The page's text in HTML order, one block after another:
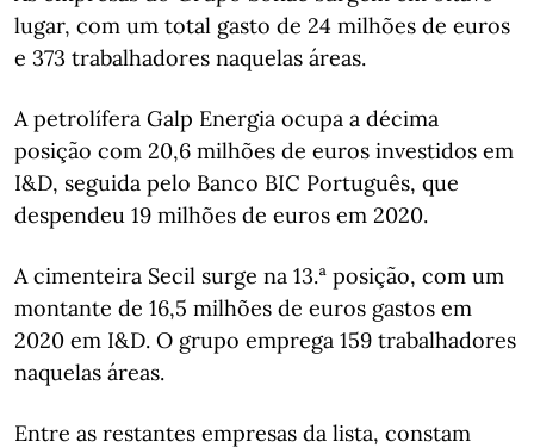
lugar, com um total gasto de 24 milhões de euros
e 373 trabalhadores naquelas áreas.
A petrolífera Galp Energia ocupa a décima
posição com 20,6 milhões de euros investidos em
I&D, seguida pelo Banco BIC Português, que
despendeu 19 milhões de euros em 2020.
A cimenteira Secil surge na 13.ª posição, com um
montante de 16,5 milhões de euros gastos em
2020 em I&D. O grupo emprega 159 trabalhadores
naquelas áreas.
Entre as restantes empresas da lista, constam